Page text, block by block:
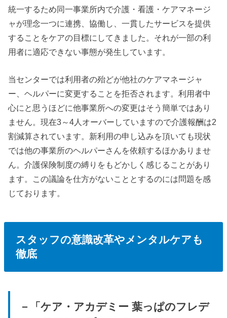
統一するため同一事業所内で介護・看護・ケアマネージ
ャが理念一つに連携、協働し、一貫したサービスを提供
することをケアの目標にしてきました。それが一部の利
用者に適応できない事態が発生しています。
当センターでは利用者の殆どが他社のケアマネージャ
ー、ヘルパーに変更することを拒否されます。利用者中
心にと思うほどに他事業所への変更はそう簡単ではあり
ません。現在3～4人オーバーしていますので介護報酬は2
割減算されています。新利用の申し込みを頂いても現状
では他の事業所のヘルパーさんを依頼するほかありませ
ん。介護保険制度の縛りをもどかしく感じることがあり
ます。この議論を仕方がないこととするのには問題を感
じております。
スタッフの意識改革やメンタルケアも
徹底
－「ケア・アカデミー 葉っぱのフレデ